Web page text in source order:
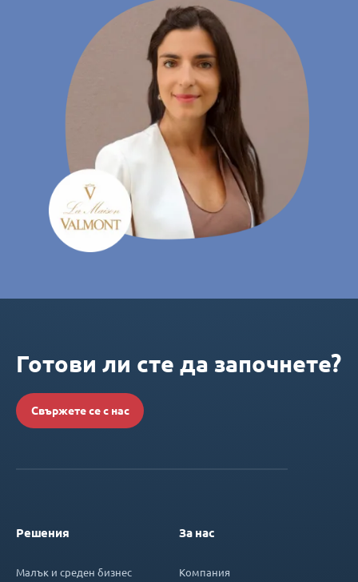
Готови ли сте да започнете?
Свържете се с нас
Решения
Малък и среден бизнес
За нас
Компания